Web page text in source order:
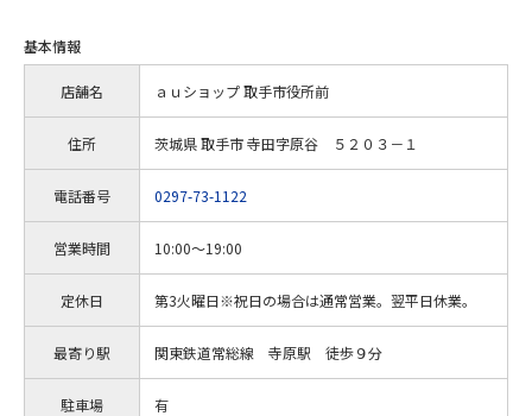
基本情報
店舗名 ａｕショップ 取手市役所前
住所 茨城県 取手市 寺田字原谷 ５２０３－１
電話番号 0297-73-1122
営業時間 10:00～19:00
定休日 第3火曜日※祝日の場合は通常営業。翌平日休業。
最寄り駅 関東鉄道常総線 寺原駅 徒歩９分
駐車場 有